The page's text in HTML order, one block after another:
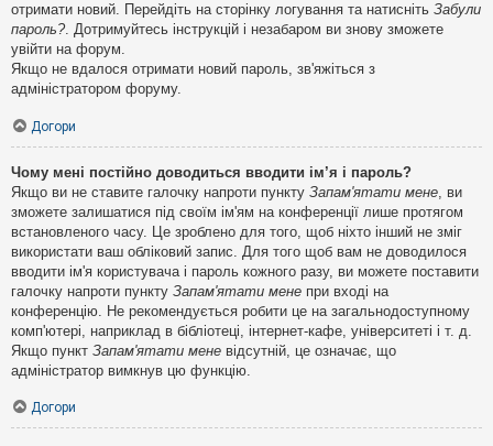
отримати новий. Перейдіть на сторінку логування та натисніть Забули
пароль?. Дотримуйтесь інструкцій і незабаром ви знову зможете
увійти на форум.
Якщо не вдалося отримати новий пароль, зв'яжіться з
адміністратором форуму.
Догори
Чому мені постійно доводиться вводити ім’я і пароль?
Якщо ви не ставите галочку напроти пункту Запам'ятати мене , ви
зможете залишатися під своїм ім'ям на конференції лише протягом
встановленого часу. Це зроблено для того, щоб ніхто інший не зміг
використати ваш обліковий запис. Для того щоб вам не доводилося
вводити ім'я користувача і пароль кожного разу, ви можете поставити
галочку напроти пункту Запам'ятати мене при вході на
конференцію. Не рекомендується робити це на загальнодоступному
комп'ютері, наприклад в бібліотеці, інтернет-кафе, університеті і т. д.
Якщо пункт Запам'ятати мене відсутній, це означає, що
адміністратор вимкнув цю функцію.
Догори